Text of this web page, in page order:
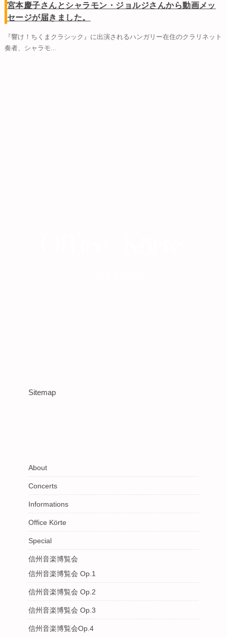
宮本慶子さんとシャラモン・ジョルジさんから動画メッ
セージが届きました。
『響け！ちくまクラシック』に出演されるハンガリー在住のクラリネット
奏者、シャラモ
Sitemap
About
Concerts
Informations
Office Körte
Special
信州音楽博覧会
信州音楽博覧会 Op.1
信州音楽博覧会 Op.2
信州音楽博覧会 Op.3
信州音楽博覧会Op.4